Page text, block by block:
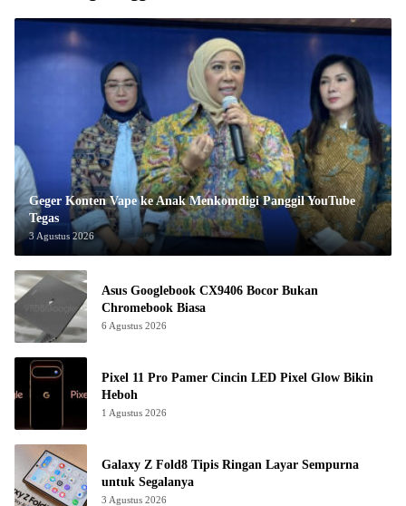
Geger Konten Vape ke Anak Menkomdigi Panggil YouTube
Tegas
3 Agustus 2026
Asus Googlebook CX9406 Bocor Bukan
Chromebook Biasa
6 Agustus 2026
Pixel 11 Pro Pamer Cincin LED Pixel Glow Bikin
Heboh
1 Agustus 2026
Galaxy Z Fold8 Tipis Ringan Layar Sempurna
untuk Segalanya
3 Agustus 2026